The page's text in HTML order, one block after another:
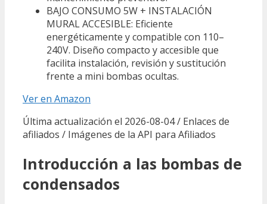
BAJO CONSUMO 5W + INSTALACIÓN
MURAL ACCESIBLE: Eficiente
energéticamente y compatible con 110–
240V. Diseño compacto y accesible que
facilita instalación, revisión y sustitución
frente a mini bombas ocultas.
Ver en Amazon
Última actualización el 2026-08-04 / Enlaces de
afiliados / Imágenes de la API para Afiliados
Introducción a las bombas de
condensados